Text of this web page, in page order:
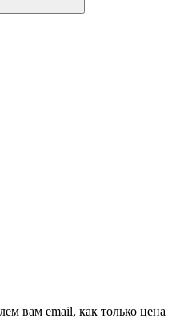
вам email, как только цена